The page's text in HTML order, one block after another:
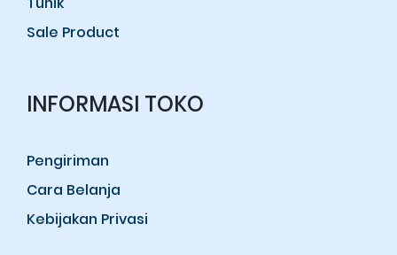
Sale Product
INFORMASI TOKO
Pengiriman
Cara Belanja
Kebijakan Privasi